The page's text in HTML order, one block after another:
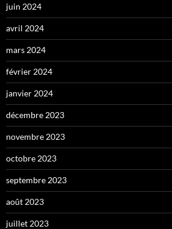
juin 2024
avril 2024
mars 2024
février 2024
janvier 2024
décembre 2023
novembre 2023
octobre 2023
septembre 2023
août 2023
juillet 2023